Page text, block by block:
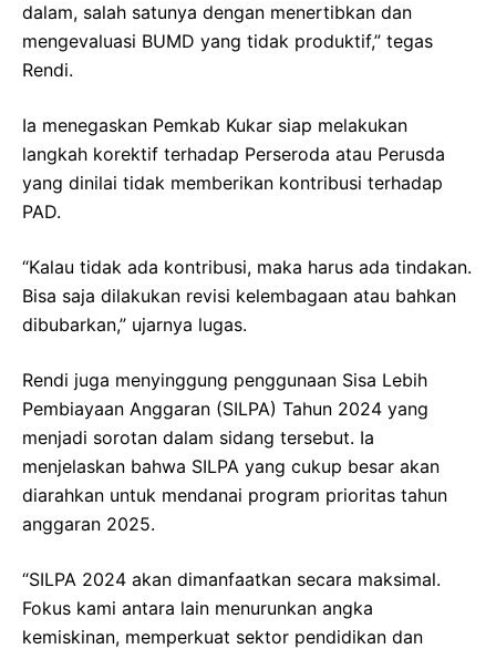
dalam, salah satunya dengan menertibkan dan
mengevaluasi BUMD yang tidak produktif,” tegas
Rendi.
Ia menegaskan Pemkab Kukar siap melakukan
langkah korektif terhadap Perseroda atau Perusda
yang dinilai tidak memberikan kontribusi terhadap
PAD.
“Kalau tidak ada kontribusi, maka harus ada tindakan.
Bisa saja dilakukan revisi kelembagaan atau bahkan
dibubarkan,” ujarnya lugas.
Rendi juga menyinggung penggunaan Sisa Lebih
Pembiayaan Anggaran (SILPA) Tahun 2024 yang
menjadi sorotan dalam sidang tersebut. Ia
menjelaskan bahwa SILPA yang cukup besar akan
diarahkan untuk mendanai program prioritas tahun
anggaran 2025.
“SILPA 2024 akan dimanfaatkan secara maksimal.
Fokus kami antara lain menurunkan angka
kemiskinan, memperkuat sektor pendidikan dan